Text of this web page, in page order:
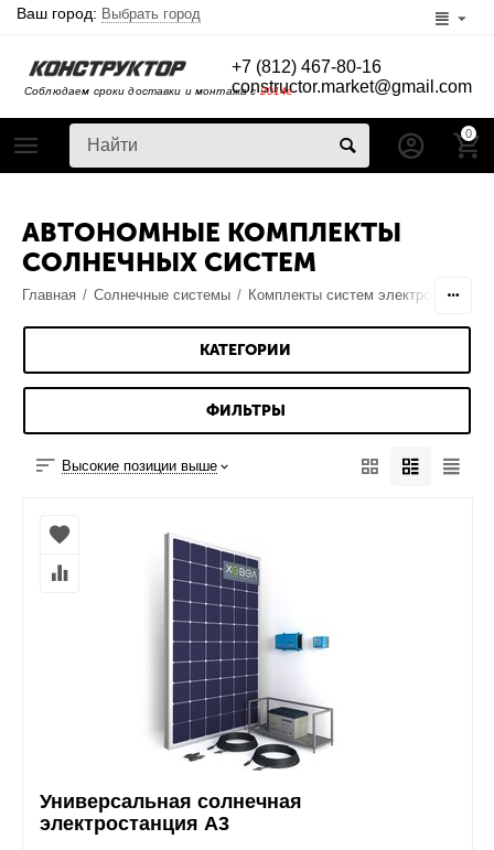
Ваш город: Выбрать город
Соблюдаем сроки доставки и монтажа с2014г
+7 (812) 467-80-16
constructor.market@gmail.com
0
АВТОНОМНЫЕ КОМПЛЕКТЫ
СОЛНЕЧНЫХ СИСТЕМ
Главная / Солнечные системы / Комплекты систем электропитания
КАТЕГОРИИ
ФИЛЬТРЫ
Высокие позиции выше
Универсальная солнечная
электростанция А3